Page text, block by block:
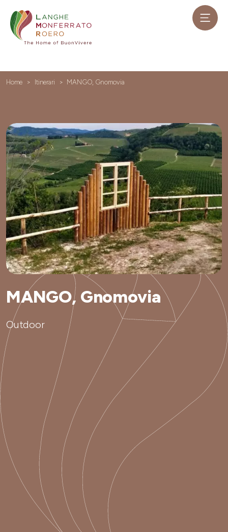
Home Itinerari MANGO, Gnomovia
MANGO, Gnomovia
Outdoor